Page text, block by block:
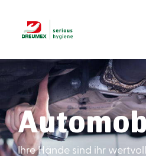
Ihre Hände sind ihr